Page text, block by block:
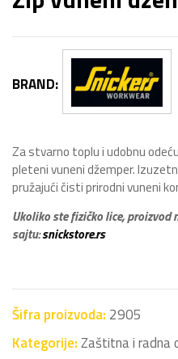
BRAND:
Za stvarno toplu i udobnu
pleteni vuneni džemper.
pružajući čisti prirodni vuneni
Ukoliko ste fizičko lice, proizvod
sajtu:snickstore.rs
Šifra proizvoda: 2905
Kategorije:Zaštitna i radna